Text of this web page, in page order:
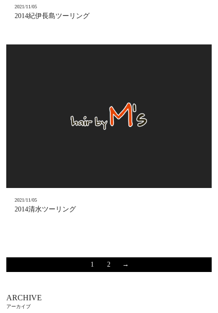
2021/11/05
2014紀伊長島ツーリング
2021/11/05
2014清水ツーリング
1 2 →
ARCHIVE
アーカイブ